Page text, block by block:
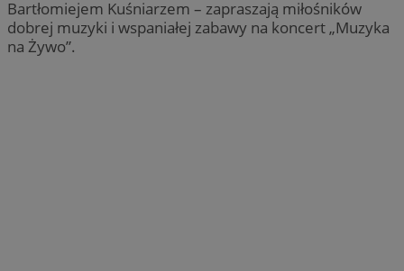
Bartłomiejem Kuśniarzem – zapraszają miłośników
dobrej muzyki i wspaniałej zabawy na koncert „Muzyka
na Żywo”.